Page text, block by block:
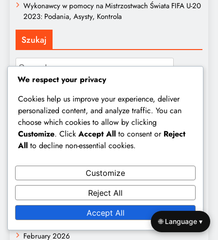
Wykonawcy w pomocy na Mistrzostwach Świata FIFA U-20
2023: Podania, Asysty, Kontrola
Szukaj
Search
for:
Kategorie
Analiza strategii dopasowania
Analiza Wydajności Zespołu
Statystyki gracza
Archiwum
February 2026
We respect your privacy
Cookies help us improve your experience, deliver
personalized content, and analyze traffic. You can
choose which cookies to allow by clicking
Customize. Click Accept All to consent or Reject
All to decline non-essential cookies.
Customize
Reject All
Accept All
🌐 Language ▾